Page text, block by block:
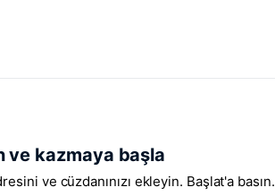
ve kazmaya başla
ve cüzdanınızı ekleyin. Başlat'a basın.